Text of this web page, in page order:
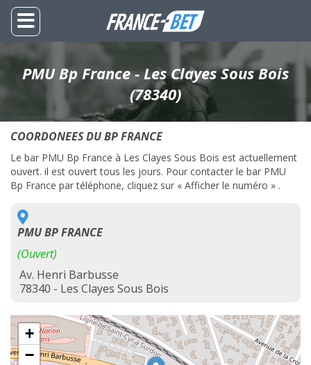
PMU Bp France - Les Clayes Sous Bois
(78340)
COORDONEES DU BP FRANCE
Le bar PMU Bp France à Les Clayes Sous Bois est actuellement
ouvert. il est ouvert tous les jours. Pour contacter le bar PMU
Bp France par téléphone, cliquez sur « Afficher le numéro » .
PMU BP FRANCE
(Ouvert)
Av. Henri Barbusse
78340 - Les Clayes Sous Bois
+
−